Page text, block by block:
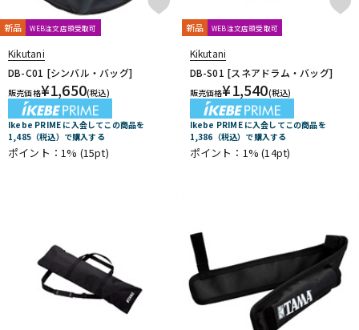
新品 WEB注文店頭受取可
Kikutani
DB-C01 [シンバル・バッグ]
販売価格¥1,650(税込)
Ikebe PRIME に入会してこの商品を
1,485（税込）で購入する
ポイント：1% (15pt)
新品 WEB注文店頭受取可
Kikutani
DB-S01 [スネアドラム・バッグ]
販売価格¥1,540(税込)
Ikebe PRIME に入会してこの商品を
1,386（税込）で購入する
ポイント：1%(14pt)